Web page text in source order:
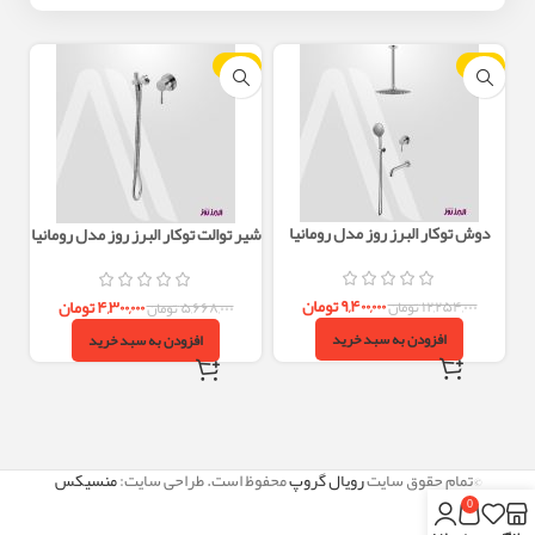
-23%
دوش توکار البرز روز مدل رومانیا
۱۲,۲۵۴,۰۰۰تومان۹,۴۰۰,۰۰۰تومان
افزودن به سبد خرید
-24%
شیر توالت توکار البرز روز مدل رومانیا
۵,۶۶۸,۰۰۰تومان۴,۳۰۰,۰۰۰تومان
افزودن به سبد خرید
©تمام حقوق سایترویال گروپمحفوظ است. طراحی سایت:منسیکس
0